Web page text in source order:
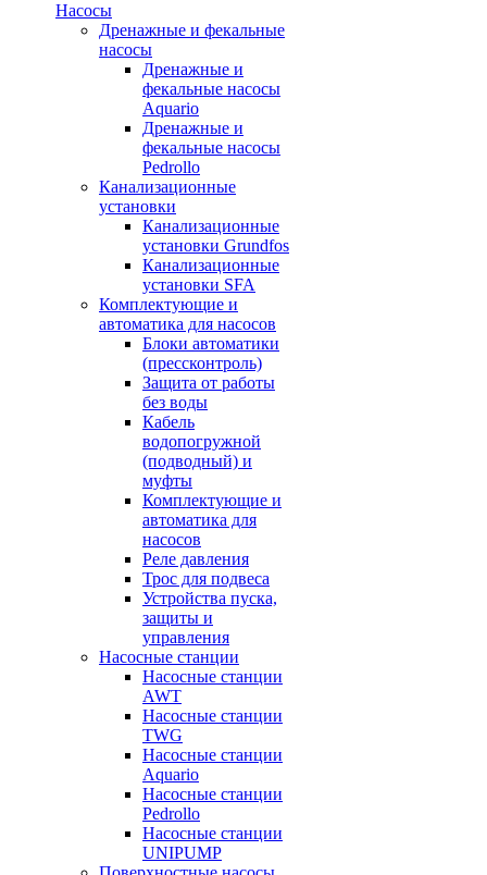
Насосы
Дренажные и фекальные
насосы
Дренажные и
фекальные насосы
Aquario
Дренажные и
фекальные насосы
Pedrollo
Канализационные
установки
Канализационные
установки Grundfos
Канализационные
установки SFA
Комплектующие и
автоматика для насосов
Блоки автоматики
(прессконтроль)
Защита от работы
без воды
Кабель
водопогружной
(подводный) и
муфты
Комплектующие и
автоматика для
насосов
Реле давления
Трос для подвеса
Устройства пуска,
защиты и
управления
Насосные станции
Насосные станции
AWT
Насосные станции
TWG
Насосные станции
Aquario
Насосные станции
Pedrollo
Насосные станции
UNIPUMP